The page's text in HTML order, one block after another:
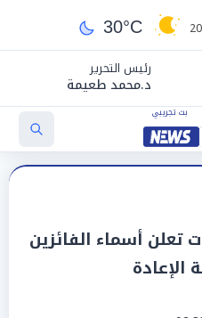
30°C
رئيس التحرير
د.محمد طعيمة
تعلن أسماء الفائزين